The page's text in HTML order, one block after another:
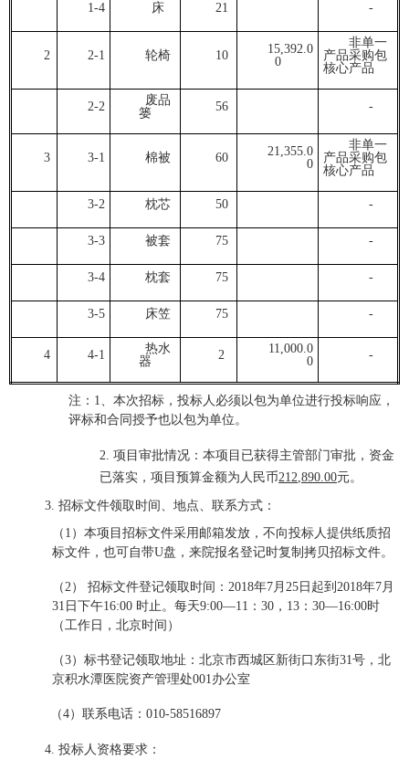
1-4 床 21 -
2 2-1 轮椅 10
15,392.0
0
非单一
产品采购包
核心产品
2-2
废品
篓
56 -
3 3-1 棉被 60
21,355.0
0
非单一
产品采购包
核心产品
3-2 枕芯 50 -
3-3 被套 75 -
3-4 枕套 75 -
3-5 床笠 75 -
4 4-1
热水
器
2
11,000.0
0
-
注： 1、 本次招标，投标人必须以包为单位进行投标响应，
评标和合同授予也以包为单位。
2. 项目审批情况：本项目已获得主管部门审批，资金
已落实 ，项目预算金额为人民币212,890.00元。
3. 招标文件领取 时间、地点、联系方式：
（1）本项目招标文件采用 邮箱发放，不向投标人提供纸质招
标文件 ，也可自带U盘，来院报名登记时复制拷贝招标文件。
（2） 招标文件登记领取 时间：2018年7月 25 日起到2018年7月
31 日下午16:00 时止。每天9:00—11：30，13：30—16:00时
（工作日，北京时间）
（3） 标书登记领取地址：北京市西城区新街口东街31号，北
京积水潭医院资产管理处001办公室
（4）联系电话：010-58516897
4. 投标人资格要求：